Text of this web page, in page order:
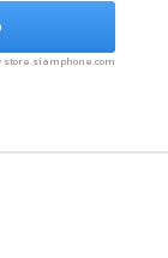
store.siamphone.com